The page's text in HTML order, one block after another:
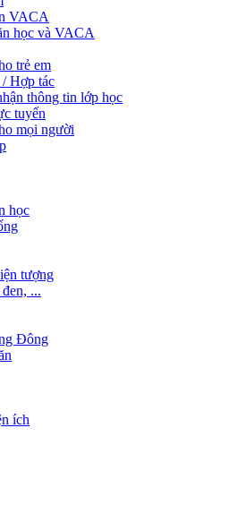
VACA
học và VACA
trẻ em
Hợp tác
thông tin lớp học
tuyến
mọi người
học
tượng
...
Đông
ích